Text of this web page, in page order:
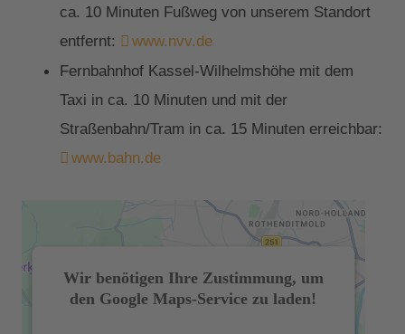
ca. 10 Minuten Fußweg von unserem Standort
entfernt:
www.nvv.de
Fernbahnhof Kassel-Wilhelmshöhe mit dem
Taxi in ca. 10 Minuten und mit der
Straßenbahn/Tram in ca. 15 Minuten erreichbar:
www.bahn.de
Wir benötigen Ihre Zustimmung, um
den Google Maps-Service zu laden!